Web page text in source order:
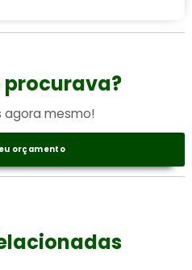
procurava?
agora mesmo!
orçamento